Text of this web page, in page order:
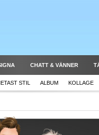
CHATT & VÄNNER
STIL ALBUM KOLLAGE